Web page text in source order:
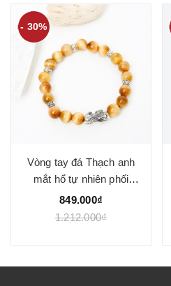
- 30%
Vòng tay đá Thạch anh
mắt hổ tự nhiên phối
charm - Mẫu VC1025 -
Ngọc Quý
849.000₫
1.212.000₫